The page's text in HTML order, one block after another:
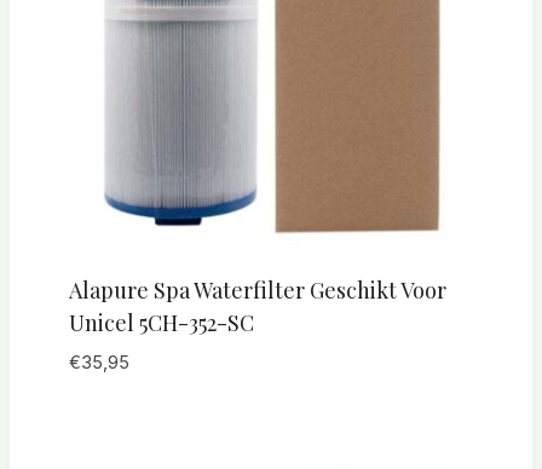
Alapure Spa Waterfilter Geschikt Voor
Unicel 5CH-352-SC
€35,95